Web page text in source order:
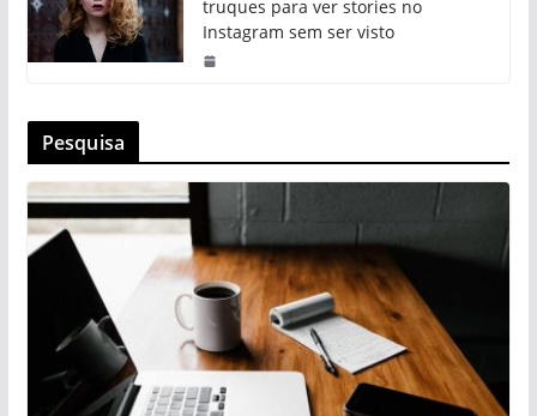
truques para ver stories no
Instagram sem ser visto
Pesquisa